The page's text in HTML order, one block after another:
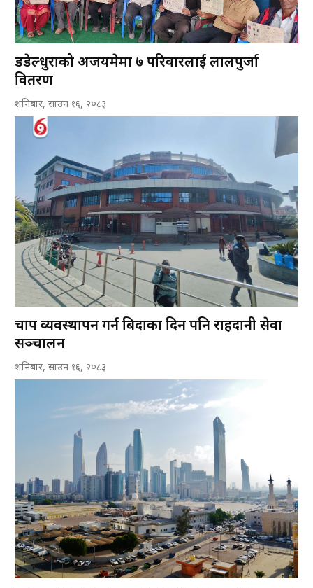
डडेल्धुराको अजयमेरुमा ७ परिवारलाई लालपुर्जा
वितरण
शनिबार, साउन १६, २०८३
चाप व्यवस्थापन गर्न बिदाका दिन पनि राहदानी सेवा
सञ्चालन
शनिबार, साउन १६, २०८३